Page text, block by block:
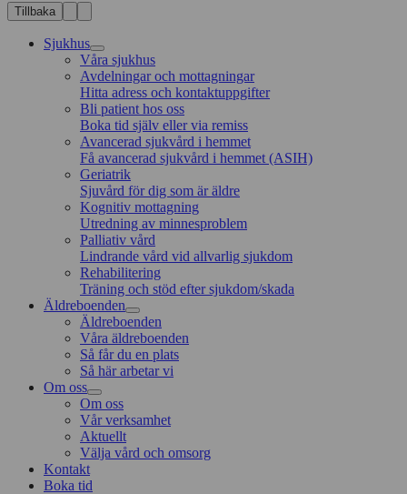
Tillbaka
Sjukhus
Våra sjukhus
Avdelningar och mottagningar
Hitta adress och kontaktuppgifter
Bli patient hos oss
Boka tid själv eller via remiss
Avancerad sjukvård i hemmet
Få avancerad sjukvård i hemmet (ASIH)
Geriatrik
Sjuvård för dig som är äldre
Kognitiv mottagning
Utredning av minnesproblem
Palliativ vård
Lindrande vård vid allvarlig sjukdom
Rehabilitering
Träning och stöd efter sjukdom/skada
Äldreboenden
Äldreboenden
Våra äldreboenden
Så får du en plats
Så här arbetar vi
Om oss
Om oss
Vår verksamhet
Aktuellt
Välja vård och omsorg
Kontakt
Boka tid